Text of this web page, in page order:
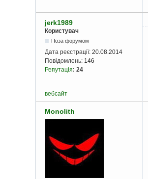
jerk1989
Користувач
Поза форумом
Дата реєстрації: 20.08.2014
Повідомлень: 146
Репутація: 24
вебсайт
Monolith